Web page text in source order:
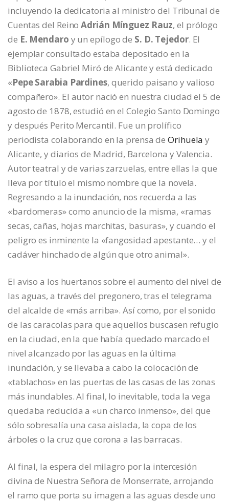
incluyendo la dedicatoria al ministro del Tribunal de
Cuentas del Reino Adrián Mínguez Rauz, el prólogo
de E. Mendaro y un epílogo de S. D. Tejedor. El
ejemplar consultado estaba depositado en la
Biblioteca Gabriel Miró de Alicante y está dedicado
«Pepe Sarabia Pardines, querido paisano y valioso
compañero». El autor nació en nuestra ciudad el 5 de
agosto de 1878, estudió en el Colegio Santo Domingo
y después Perito Mercantil. Fue un prolífico
periodista colaborando en la prensa deOrihuela y
Alicante, y diarios de Madrid, Barcelona y Valencia.
Autor teatral y de varias zarzuelas, entre ellas la que
lleva por título el mismo nombre que la novela.
Regresando a la inundación, nos recuerda a las
«bardomeras» como anuncio de la misma, «ramas
secas, cañas, hojas marchitas, basuras», y cuando el
peligro es inminente la «fangosidad apestante… y el
cadáver hinchado de algún que otro animal».
El aviso a los huertanos sobre el aumento del nivel de
las aguas, a través del pregonero, tras el telegrama
del alcalde de «más arriba». Así como, por el sonido
de las caracolas para que aquellos buscasen refugio
en la ciudad, en la que había quedado marcado el
nivel alcanzado por las aguas en la última
inundación, y se llevaba a cabo la colocación de
«tablachos» en las puertas de las casas de las zonas
más inundables. Al final, lo inevitable, toda la vega
quedaba reducida a «un charco inmenso», del que
sólo sobresalía una casa aislada, la copa de los
árboles o la cruz que corona a las barracas.
Al final, la espera del milagro por la intercesión
divina de Nuestra Señora de Monserrate, arrojando
el ramo que porta su imagen a las aguas desde uno